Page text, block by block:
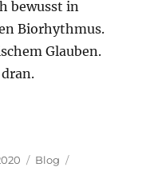
bewusst in
Biorhythmus.
Glauben.
Kategorien
Blog